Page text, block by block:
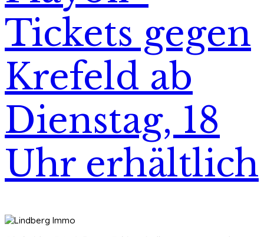
Tickets gegen
Krefeld ab
Dienstag, 18
Uhr erhältlich